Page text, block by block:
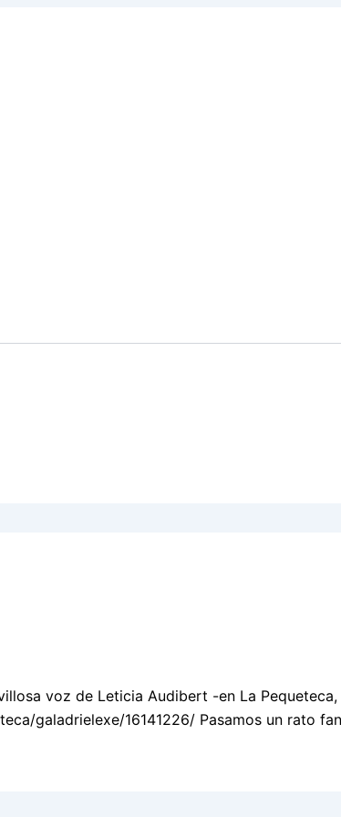
voz de Leticia Audibert -en La
galadrielexe/16141226/ Pasamos un rato